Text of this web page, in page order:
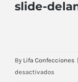
slide-
By Lifa Confecciones |
desactivados